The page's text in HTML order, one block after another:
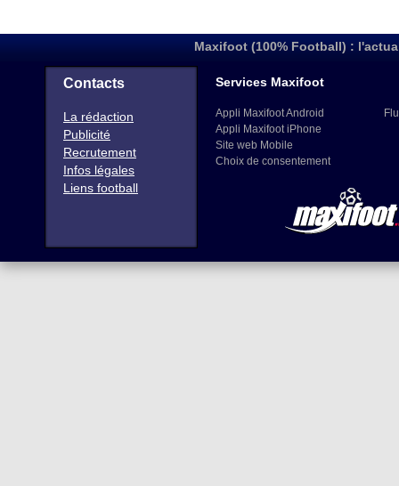
Maxifoot (100% Football) :
Contacts
La rédaction
Publicité
Recrutement
Infos légales
Liens football
Services Maxifoot
Appli Maxifoot Android
Appli Maxifoot iPhone
Site web Mobile
Choix de consentement